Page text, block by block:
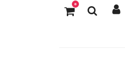
0